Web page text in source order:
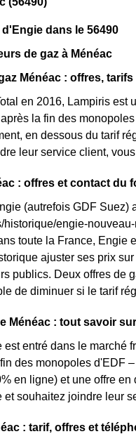
dans le 56490
de gaz à Ménéac
Ménéac : offres,
en 2016, Lampiris est
la fin des
en dessous du tarif
leur service client,
: offres et contact du
(autrefois GDF Suez)
engie-
toute la France, Engie
ajuster ses prix
publics. Deux offres de
de diminuer si le tarif
Ménéac : tout savoir
est entré dans le marché
des monopoles d'EDF
en ligne) et une offre
et souhaitez joindre leur
: tarif, offres et